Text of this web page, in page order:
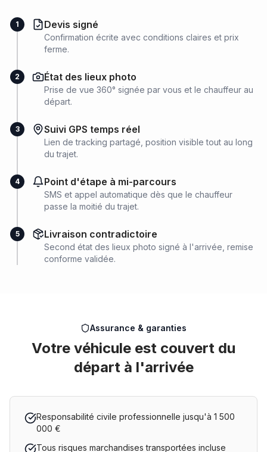
1 Devis signé
Confirmation écrite avec conditions claires et prix
ferme.
2 État des lieux photo
Prise de vue 360° signée par vous et le chauffeur au
départ.
3 Suivi GPS temps réel
Lien de tracking partagé, position visible tout au long
du trajet.
4 Point d'étape à mi-parcours
SMS et appel automatique dès que le chauffeur
passe la moitié du trajet.
5 Livraison contradictoire
Second état des lieux photo signé à l'arrivée, remise
conforme validée.
Assurance & garanties
Votre véhicule est couvert du
départ à l'arrivée
Responsabilité civile professionnelle jusqu'à 1 500
000 €
Tous risques marchandises transportées incluse